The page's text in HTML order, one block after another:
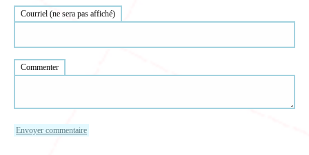
Courriel (ne sera pas affiché)
Commenter